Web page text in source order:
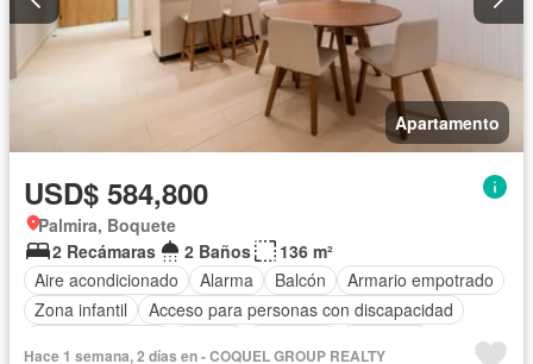
Apartamento
USD$ 584,800
Palmira, Boquete
2 Recámaras
2 Baños
136 m²
Aire acondicionado
Alarma Balcón
Armario empotrado
Zona infantil
Acceso para personas con discapacidad
Hace 1 semana, 2 días en - COQUEL GROUP REALTY